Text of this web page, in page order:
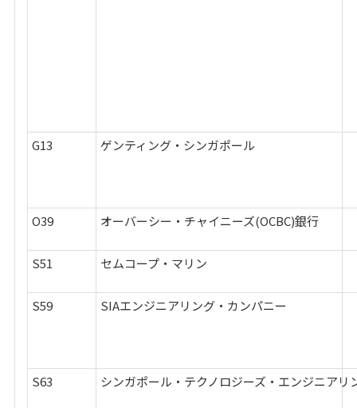
G13 ゲンティング・シンガポール
O39 オーバーシー・チャイニーズ(OCBC)銀行
S51 セムコープ・マリン
S59 SIAエンジニアリング・カンパニー
S63 シンガポール・テクノロジーズ・エンジニアリ